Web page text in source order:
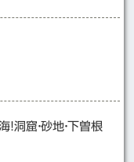
洞窟・砂地・下曽根